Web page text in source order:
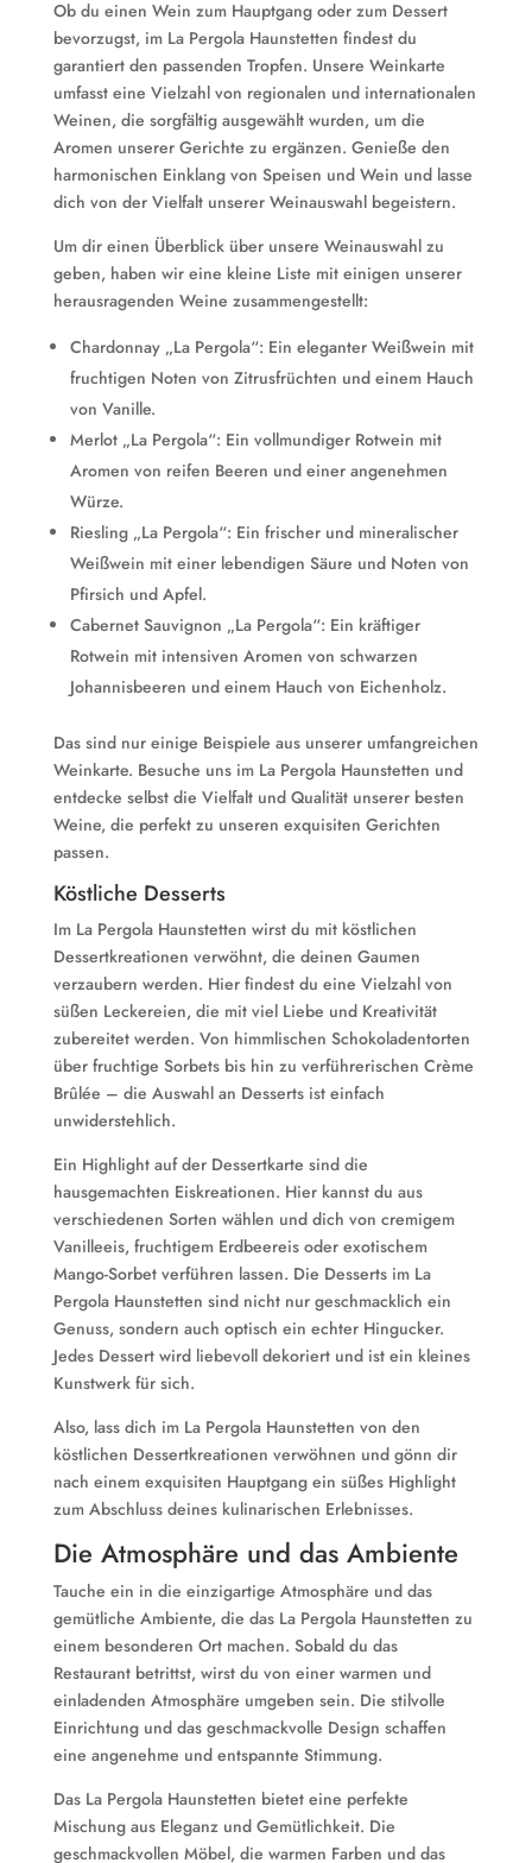
Ob du einen Wein zum Hauptgang oder zum Dessert
bevorzugst, im La Pergola Haunstetten findest du
garantiert den passenden Tropfen. Unsere Weinkarte
umfasst eine Vielzahl von regionalen und internationalen
Weinen, die sorgfältig ausgewählt wurden, um die
Aromen unserer Gerichte zu ergänzen. Genieße den
harmonischen Einklang von Speisen und Wein und lasse
dich von der Vielfalt unserer Weinauswahl begeistern.
Um dir einen Überblick über unsere Weinauswahl zu
geben, haben wir eine kleine Liste mit einigen unserer
herausragenden Weine zusammengestellt:
Chardonnay „La Pergola“: Ein eleganter Weißwein mit
fruchtigen Noten von Zitrusfrüchten und einem Hauch
von Vanille.
Merlot „La Pergola“: Ein vollmundiger Rotwein mit
Aromen von reifen Beeren und einer angenehmen
Würze.
Riesling „La Pergola“: Ein frischer und mineralischer
Weißwein mit einer lebendigen Säure und Noten von
Pfirsich und Apfel.
Cabernet Sauvignon „La Pergola“: Ein kräftiger
Rotwein mit intensiven Aromen von schwarzen
Johannisbeeren und einem Hauch von Eichenholz.
Das sind nur einige Beispiele aus unserer umfangreichen
Weinkarte. Besuche uns im La Pergola Haunstetten und
entdecke selbst die Vielfalt und Qualität unserer besten
Weine, die perfekt zu unseren exquisiten Gerichten
passen.
Köstliche Desserts
Im La Pergola Haunstetten wirst du mit köstlichen
Dessertkreationen verwöhnt, die deinen Gaumen
verzaubern werden. Hier findest du eine Vielzahl von
süßen Leckereien, die mit viel Liebe und Kreativität
zubereitet werden. Von himmlischen Schokoladentorten
über fruchtige Sorbets bis hin zu verführerischen Crème
Brûlée – die Auswahl an Desserts ist einfach
unwiderstehlich.
Ein Highlight auf der Dessertkarte sind die
hausgemachten Eiskreationen. Hier kannst du aus
verschiedenen Sorten wählen und dich von cremigem
Vanilleeis, fruchtigem Erdbeereis oder exotischem
Mango-Sorbet verführen lassen. Die Desserts im La
Pergola Haunstetten sind nicht nur geschmacklich ein
Genuss, sondern auch optisch ein echter Hingucker.
Jedes Dessert wird liebevoll dekoriert und ist ein kleines
Kunstwerk für sich.
Also, lass dich im La Pergola Haunstetten von den
köstlichen Dessertkreationen verwöhnen und gönn dir
nach einem exquisiten Hauptgang ein süßes Highlight
zum Abschluss deines kulinarischen Erlebnisses.
Die Atmosphäre und das Ambiente
Tauche ein in die einzigartige Atmosphäre und das
gemütliche Ambiente, die das La Pergola Haunstetten zu
einem besonderen Ort machen. Sobald du das
Restaurant betrittst, wirst du von einer warmen und
einladenden Atmosphäre umgeben sein. Die stilvolle
Einrichtung und das geschmackvolle Design schaffen
eine angenehme und entspannte Stimmung.
Das La Pergola Haunstetten bietet eine perfekte
Mischung aus Eleganz und Gemütlichkeit. Die
geschmackvollen Möbel, die warmen Farben und das